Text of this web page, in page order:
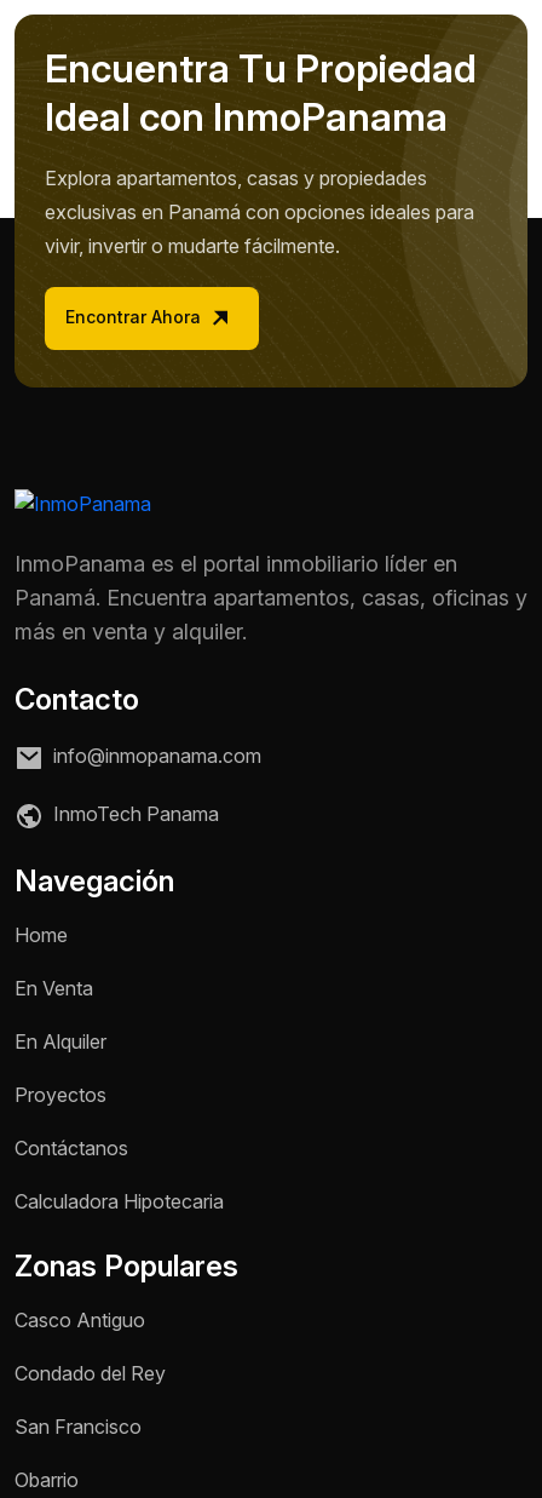
Teléfono / WhatsApp *
Encuentra Tu Propiedad
Ideal con InmoPanama
Explora apartamentos, casas y propiedades
exclusivas en Panamá con opciones ideales para
vivir, invertir o mudarte fácilmente.
Encontrar Ahora
InmoPanama es el portal inmobiliario líder en
Panamá. Encuentra apartamentos, casas, oficinas y
más en venta y alquiler.
Contacto
info@inmopanama.com
InmoTech Panama
Navegación
Home
En Venta
En Alquiler
Proyectos
Contáctanos
Calculadora Hipotecaria
Zonas Populares
Casco Antiguo
Condado del Rey
San Francisco
Obarrio